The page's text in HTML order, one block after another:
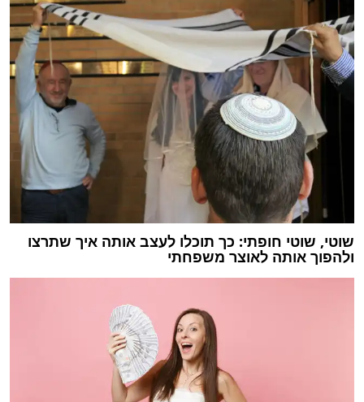
שוטי, שוטי חופתי: כך תוכלו לעצב אותה איך שתרצו
ולהפוך אותה לאוצר משפחתי